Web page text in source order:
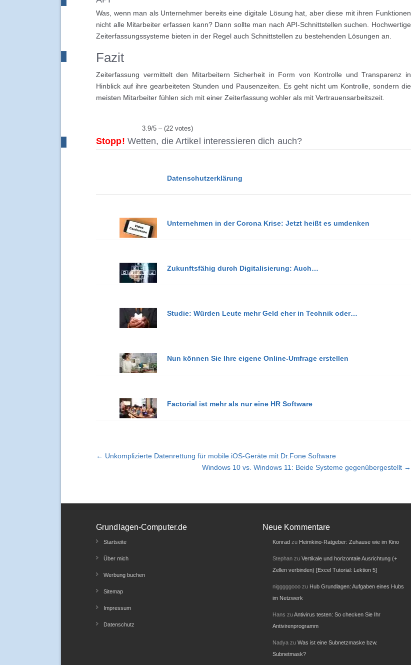
Was, wenn man als Unternehmer bereits eine digitale Lösung hat, aber diese mit ihren Funktionen
nicht alle Mitarbeiter erfassen kann? Dann sollte man nach API-Schnittstellen suchen. Hochwertige
Zeiterfassungssysteme bieten in der Regel auch Schnittstellen zu bestehenden Lösungen an.
Fazit
Zeiterfassung vermittelt den Mitarbeitern Sicherheit in Form von Kontrolle und Transparenz in
Hinblick auf ihre gearbeiteten Stunden und Pausenzeiten. Es geht nicht um Kontrolle, sondern die
meisten Mitarbeiter fühlen sich mit einer Zeiterfassung wohler als mit Vertrauensarbeitszeit.
3.9/5 – (22 votes)
Stopp! Wetten, die Artikel interessieren dich auch?
Datenschutzerklärung
Unternehmen in der Corona Krise: Jetzt heißt es umdenken
Zukunftsfähig durch Digitalisierung: Auch…
Studie: Würden Leute mehr Geld eher in Technik oder…
Nun können Sie Ihre eigene Online-Umfrage erstellen
Factorial ist mehr als nur eine HR Software
← Unkomplizierte Datenrettung für mobile iOS-Geräte mit Dr.Fone Software
Windows 10 vs. Windows 11: Beide Systeme gegenübergestellt →
Grundlagen-Computer.de
Startseite
Über mich
Werbung buchen
Sitemap
Impressum
Datenschutz
Neue Kommentare
Konrad zu Heimkino-Ratgeber: Zuhause wie im Kino
Stephanzu Vertikale und horizontale Ausrichtung (+
Zellen verbinden) [Excel Tutorial: Lektion 5]
nigggggooozu Hub Grundlagen: Aufgaben eines Hubs
im Netzwerk
Hans zuAntivirus testen: So checken Sie Ihr
Antivirenprogramm
Nadyazu Was ist eine Subnetzmaske bzw.
Subnetmask?